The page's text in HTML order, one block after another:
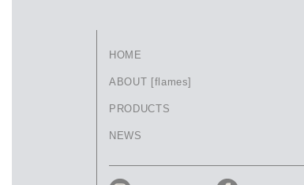
HOME
ABOUT [flames]
PRODUCTS
NEWS